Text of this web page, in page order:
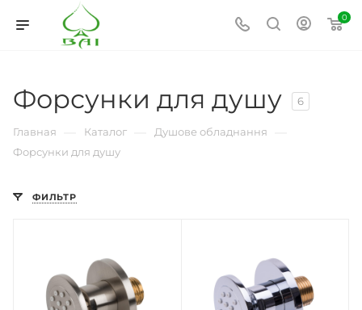
0
Форсунки для душу 6
Главная Каталог Душове обладнання
Форсунки для душу
ФИЛЬТР